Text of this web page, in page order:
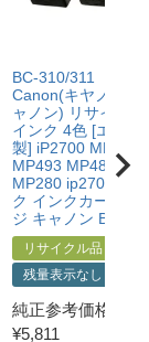
BC-310/311
Canon(キヤノン/キ
ャノン) リサイクル
インク 4色 [エコリ
製] iP2700 MP490
MP493 MP480
MP280 ip2700 イン
ク インクカートリ
ジ キャノン BC-
リサイクル品
残量表示なし
純正参考価格
¥5,811